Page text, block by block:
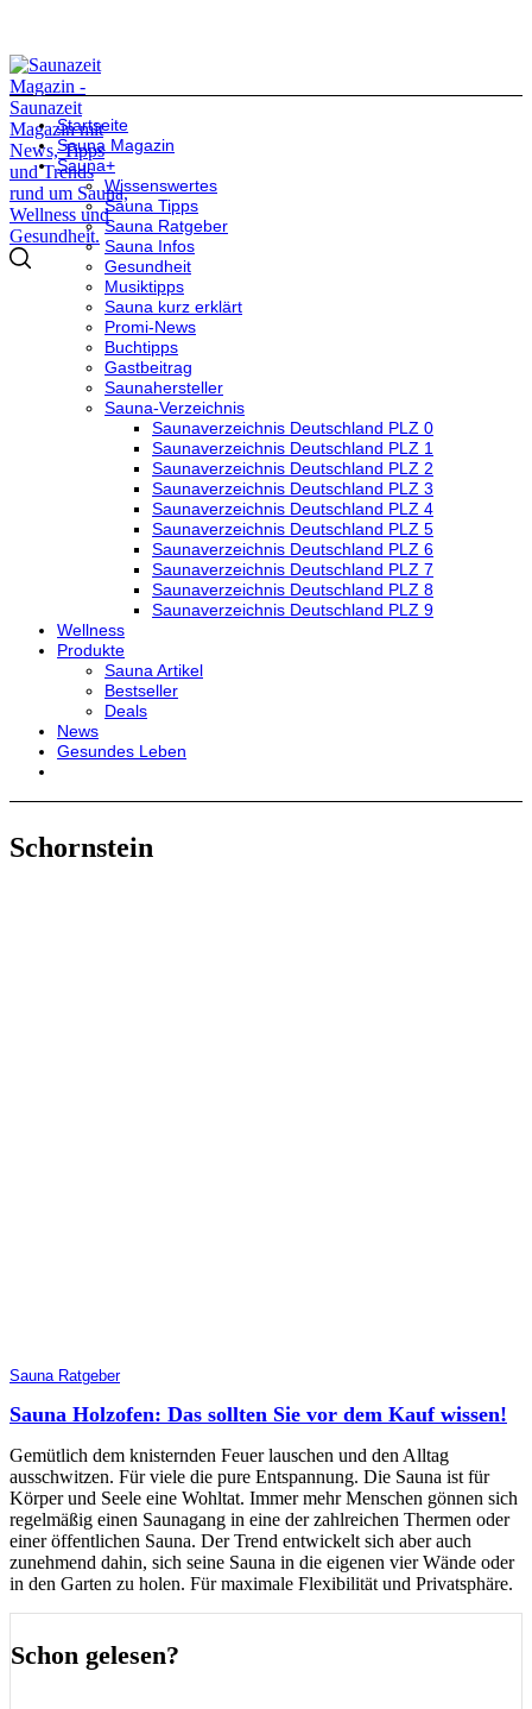
Startseite
Sauna Magazin
Sauna+
Wissenswertes
Sauna Tipps
Sauna Ratgeber
Sauna Infos
Gesundheit
Musiktipps
Sauna kurz erklärt
Promi-News
Buchtipps
Gastbeitrag
Saunahersteller
Sauna-Verzeichnis
Saunaverzeichnis Deutschland PLZ 0
Saunaverzeichnis Deutschland PLZ 1
Saunaverzeichnis Deutschland PLZ 2
Saunaverzeichnis Deutschland PLZ 3
Saunaverzeichnis Deutschland PLZ 4
Saunaverzeichnis Deutschland PLZ 5
Saunaverzeichnis Deutschland PLZ 6
Saunaverzeichnis Deutschland PLZ 7
Saunaverzeichnis Deutschland PLZ 8
Saunaverzeichnis Deutschland PLZ 9
Wellness
Produkte
Sauna Artikel
Bestseller
Deals
News
Gesundes Leben
Schornstein
Sauna Ratgeber
Sauna Holzofen: Das sollten Sie vor dem Kauf wissen!
Gemütlich dem knisternden Feuer lauschen und den Alltag
ausschwitzen. Für viele die pure Entspannung. Die Sauna ist für
Körper und Seele eine Wohltat. Immer mehr Menschen gönnen sich
regelmäßig einen Saunagang in eine der zahlreichen Thermen oder
einer öffentlichen Sauna. Der Trend entwickelt sich aber auch
zunehmend dahin, sich seine Sauna in die eigenen vier Wände oder
in den Garten zu holen. Für maximale Flexibilität und Privatsphäre.
Schon gelesen?